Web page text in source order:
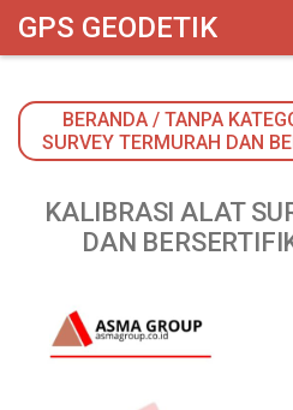
google-site-verification:
GPS GEODETIK
BERANDA/ TANPA
SURVEY TERMURAH DAN
KALIBRASI ALAT
DAN